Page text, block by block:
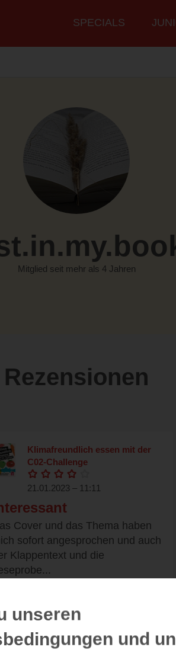
Hauptmenü
SPECIALS
Mitglied seit mehr als 4 Jahren
Rezensionen
Klimafreundlich essen mit der
C02-Challenge
21.01.2023 – 11:11
Cover und das Thema haben
sofort angesprochen und auch
Klappentext und die
Alle 10 Rezensionen anzeigen
unseren
und